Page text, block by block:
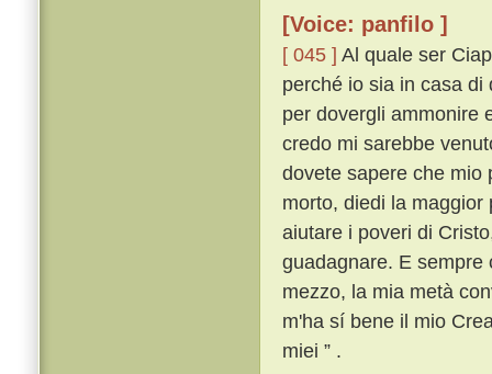
[Voice: panfilo ]
[ 045 ] Al quale ser
perché io sia in casa
per dovergli ammonire
credo mi sarebbe
dovete sapere che mio
morto, diedi la
aiutare i poveri di
guadagnare. E sempre
mezzo, la mia metà
m'ha sí bene il mio
miei ” .